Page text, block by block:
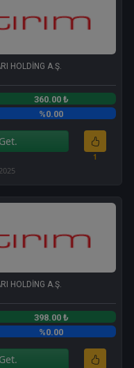
HOLDİNG A.Ş.
360.00 ₺
%0.00
1
HOLDİNG A.Ş.
398.00 ₺
%0.00